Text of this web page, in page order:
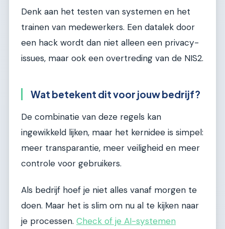
Denk aan het testen van systemen en het
trainen van medewerkers. Een datalek door
een hack wordt dan niet alleen een privacy-
issues, maar ook een overtreding van de NIS2.
Wat betekent dit voor jouw bedrijf?
De combinatie van deze regels kan
ingewikkeld lijken, maar het kernidee is simpel:
meer transparantie, meer veiligheid en meer
controle voor gebruikers.
Als bedrijf hoef je niet alles vanaf morgen te
doen. Maar het is slim om nu al te kijken naar
je processen. Check of je AI-systemen